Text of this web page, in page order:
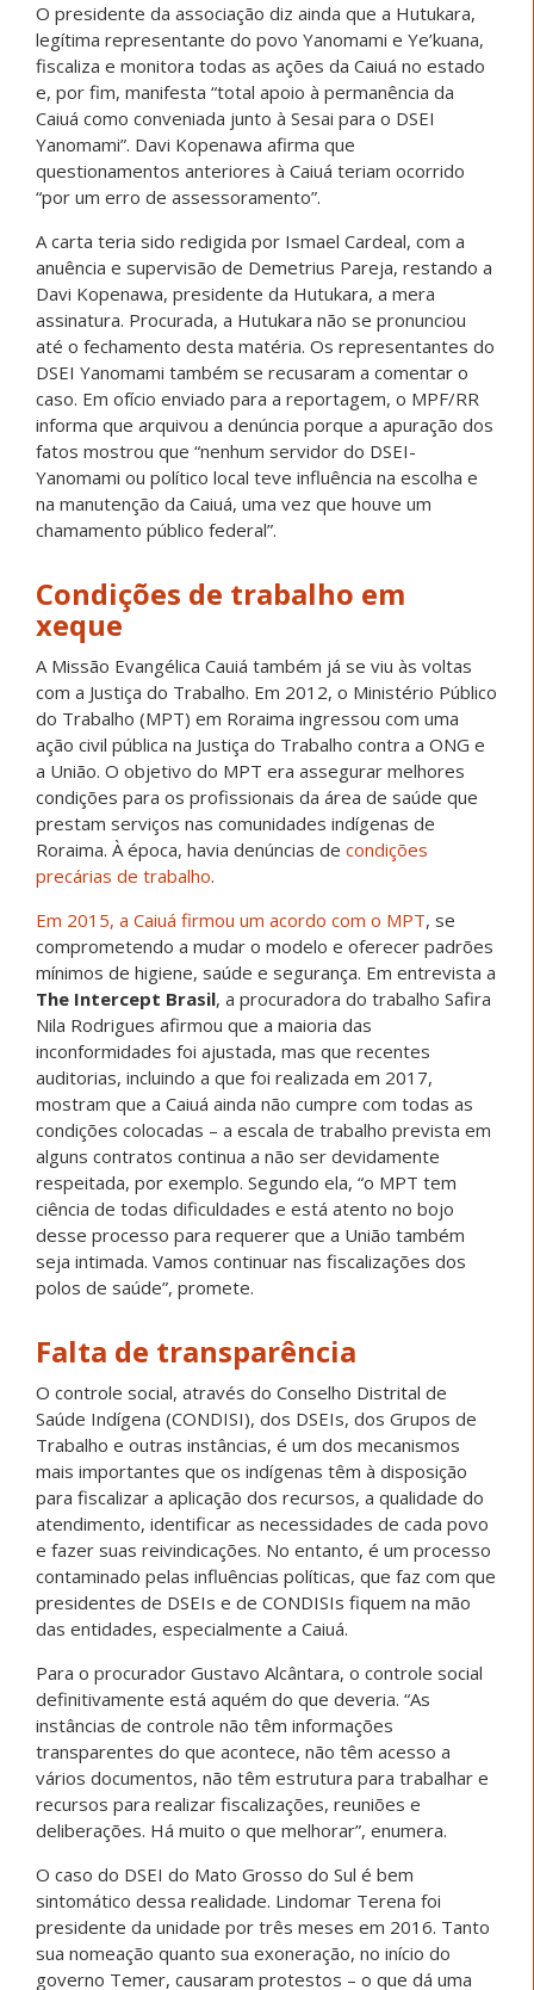
O presidente da associação diz ainda que a Hutukara,
legítima representante do povo Yanomami e Ye’kuana,
fiscaliza e monitora todas as ações da Caiuá no estado
e, por fim, manifesta “total apoio à permanência da
Caiuá como conveniada junto à Sesai para o DSEI
Yanomami”. Davi Kopenawa afirma que
questionamentos anteriores à Caiuá teriam ocorrido
“por um erro de assessoramento”.
A carta teria sido redigida por Ismael Cardeal, com a
anuência e supervisão de Demetrius Pareja, restando a
Davi Kopenawa, presidente da Hutukara, a mera
assinatura. Procurada, a Hutukara não se pronunciou
até o fechamento desta matéria. Os representantes do
DSEI Yanomami também se recusaram a comentar o
caso. Em ofício enviado para a reportagem, o MPF/RR
informa que arquivou a denúncia porque a apuração dos
fatos mostrou que “nenhum servidor do DSEI-
Yanomami ou político local teve influência na escolha e
na manutenção da Caiuá, uma vez que houve um
chamamento público federal”.
Condições de trabalho em
xeque
A Missão Evangélica Cauiá também já se viu às voltas
com a Justiça do Trabalho. Em 2012, o Ministério Público
do Trabalho (MPT) em Roraima ingressou com uma
ação civil pública na Justiça do Trabalho contra a ONG e
a União. O objetivo do MPT era assegurar melhores
condições para os profissionais da área de saúde que
prestam serviços nas comunidades indígenas de
Roraima. À época, havia denúncias de condições
precárias de trabalho.
Em 2015, a Caiuá firmou um acordo com o MPT, se
comprometendo a mudar o modelo e oferecer padrões
mínimos de higiene, saúde e segurança. Em entrevista a
The Intercept Brasil, a procuradora do trabalho Safira
Nila Rodrigues afirmou que a maioria das
inconformidades foi ajustada, mas que recentes
auditorias, incluindo a que foi realizada em 2017,
mostram que a Caiuá ainda não cumpre com todas as
condições colocadas – a escala de trabalho prevista em
alguns contratos continua a não ser devidamente
respeitada, por exemplo. Segundo ela, “o MPT tem
ciência de todas dificuldades e está atento no bojo
desse processo para requerer que a União também
seja intimada. Vamos continuar nas fiscalizações dos
polos de saúde”, promete.
Falta de transparência
O controle social, através do Conselho Distrital de
Saúde Indígena (CONDISI), dos DSEIs, dos Grupos de
Trabalho e outras instâncias, é um dos mecanismos
mais importantes que os indígenas têm à disposição
para fiscalizar a aplicação dos recursos, a qualidade do
atendimento, identificar as necessidades de cada povo
e fazer suas reivindicações. No entanto, é um processo
contaminado pelas influências políticas, que faz com que
presidentes de DSEIs e de CONDISIs fiquem na mão
das entidades, especialmente a Caiuá.
Para o procurador Gustavo Alcântara, o controle social
definitivamente está aquém do que deveria. “As
instâncias de controle não têm informações
transparentes do que acontece, não têm acesso a
vários documentos, não têm estrutura para trabalhar e
recursos para realizar fiscalizações, reuniões e
deliberações. Há muito o que melhorar”, enumera.
O caso do DSEI do Mato Grosso do Sul é bem
sintomático dessa realidade. Lindomar Terena foi
presidente da unidade por três meses em 2016. Tanto
sua nomeação quanto sua exoneração, no início do
governo Temer, causaram protestos – o que dá uma